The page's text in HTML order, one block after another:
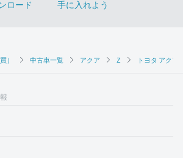
） 中古車一覧 アクア Z トヨタ アク